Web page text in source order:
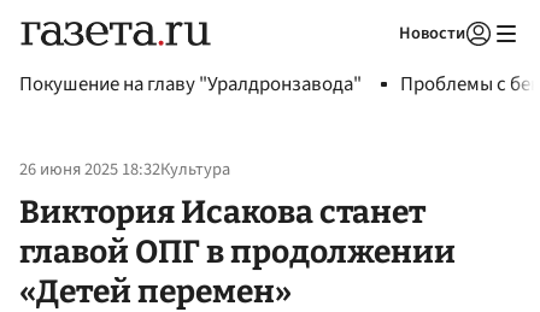
Новости
Покушение на главу "Уралдронзавода" Проблемы с
26 июня 2025 18:32Культура
Виктория Исакова станет
главой ОПГ в продолжении
«Детей перемен»